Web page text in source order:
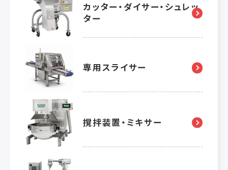
カッター・ダイサー・シュレッ
ター
専用スライサー
撹拌装置・ミキサー